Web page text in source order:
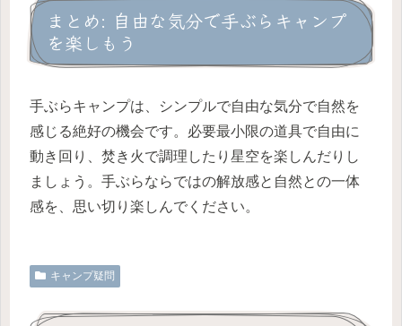
まとめ: 自由な気分で手ぶらキャンプ
を楽しもう
手ぶらキャンプは、シンプルで自由な気分で自然を
感じる絶好の機会です。必要最小限の道具で自由に
動き回り、焚き火で調理したり星空を楽しんだりし
ましょう。手ぶらならではの解放感と自然との一体
感を、思い切り楽しんでください。
キャンプ疑問